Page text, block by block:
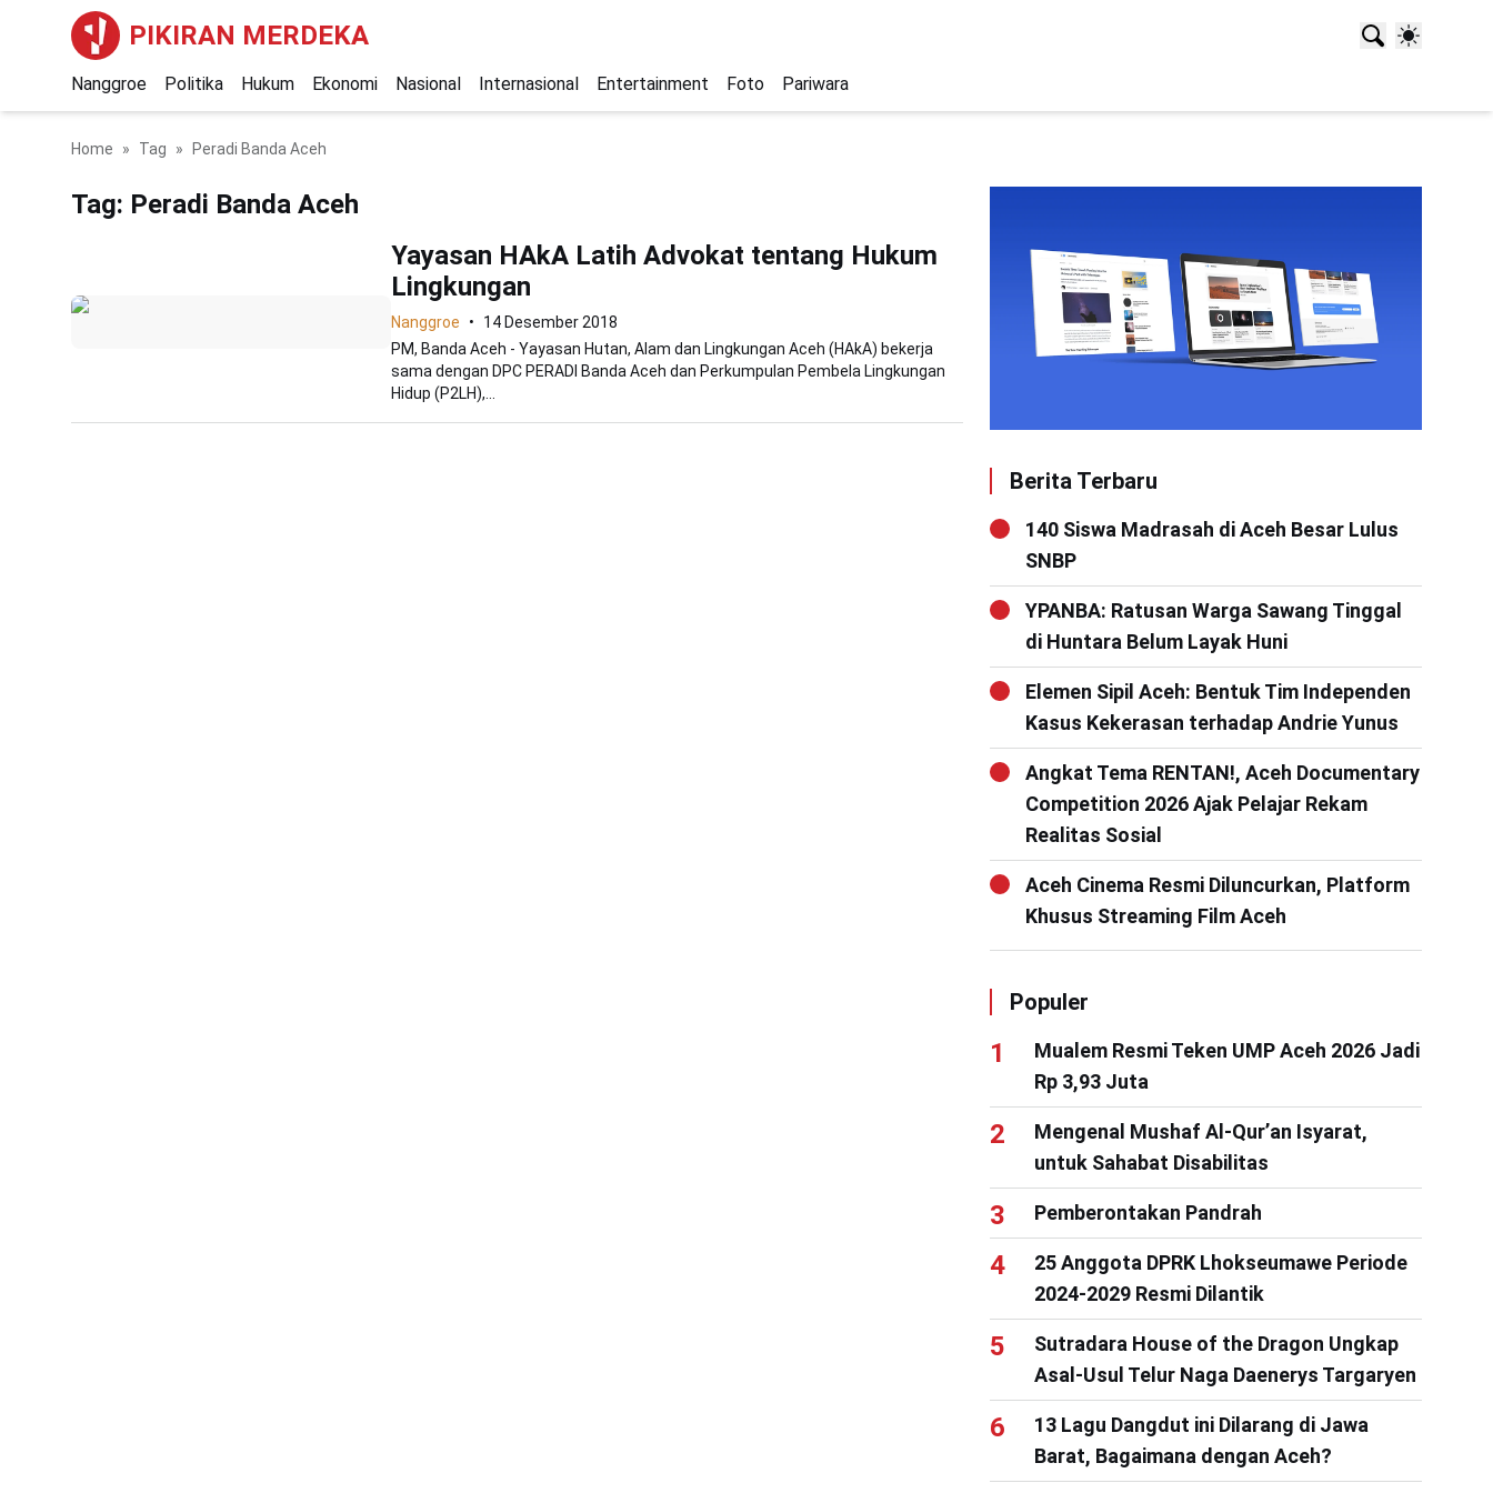
PIKIRAN MERDEKA
Nanggroe Politika Hukum Ekonomi Nasional Internasional Entertainment Foto Pariwara
Home Tag Peradi Banda Aceh
Tag: Peradi Banda Aceh
Yayasan HAkA Latih Advokat tentang Hukum
Lingkungan
Nanggroe
14 Desember 2018
PM, Banda Aceh - Yayasan Hutan, Alam dan Lingkungan Aceh (HAkA) bekerja
sama dengan DPC PERADI Banda Aceh dan Perkumpulan Pembela Lingkungan
Hidup (P2LH),...
Berita Terbaru
140 Siswa Madrasah di Aceh Besar Lulus
SNBP
YPANBA: Ratusan Warga Sawang Tinggal
di Huntara Belum Layak Huni
Elemen Sipil Aceh: Bentuk Tim Independen
Kasus Kekerasan terhadap Andrie Yunus
Angkat Tema RENTAN!, Aceh Documentary
Competition 2026 Ajak Pelajar Rekam
Realitas Sosial
Aceh Cinema Resmi Diluncurkan, Platform
Khusus Streaming Film Aceh
Populer
Mualem Resmi Teken UMP Aceh 2026 Jadi
Rp 3,93 Juta
Mengenal Mushaf Al-Qur’an Isyarat,
untuk Sahabat Disabilitas
Pemberontakan Pandrah
25 Anggota DPRK Lhokseumawe Periode
2024-2029 Resmi Dilantik
Sutradara House of the Dragon Ungkap
Asal-Usul Telur Naga Daenerys Targaryen
13 Lagu Dangdut ini Dilarang di Jawa
Barat, Bagaimana dengan Aceh?